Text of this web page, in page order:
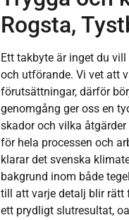
Rogsta,
Ett takbyte är inget du
och utförande. Vi vet att
förutsättningar, därför
genomgång ger oss en
skador och vilka
för hela processen och
klarar det svenska
bakgrund inom både
till att varje detalj blir rätt
ett prydligt slutresultat,